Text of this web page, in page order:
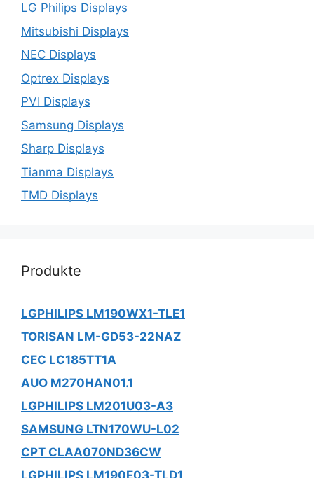
LG Philips Displays
Mitsubishi Displays
NEC Displays
Optrex Displays
PVI Displays
Samsung Displays
Sharp Displays
Tianma Displays
TMD Displays
Produkte
LGPHILIPS LM190WX1-TLE1
TORISAN LM-GD53-22NAZ
CEC LC185TT1A
AUO M270HAN01.1
LGPHILIPS LM201U03-A3
SAMSUNG LTN170WU-L02
CPT CLAA070ND36CW
LGPHILIPS LM190E03-TLD1